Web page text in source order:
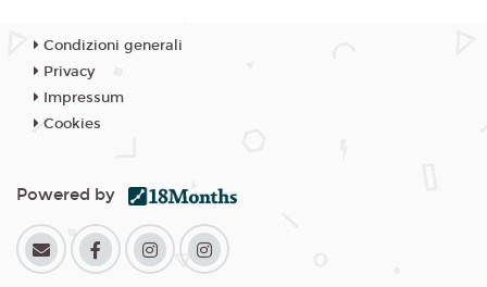
Condizioni generali
Privacy
Impressum
Cookies
Powered by